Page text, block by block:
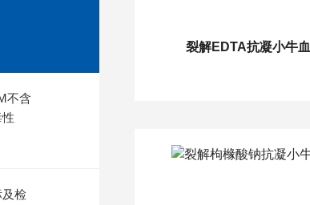
不含
检
裂解EDTA抗凝小牛血